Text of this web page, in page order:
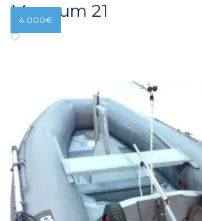
Magnum 21
4.000€